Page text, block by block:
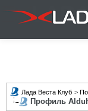
Лада Веста Клуб >
Профиль